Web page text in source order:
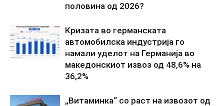
половина од 2026?
Кризата во германската
автомобилска индустрија го
намали уделот на Германија во
македонскиот извоз од 48,6% на
36,2%
„Витаминка“ со раст на извозот од